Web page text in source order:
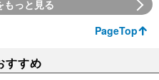
もっと見る
PageTop
すすめ